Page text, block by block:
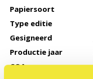
Papiersoort
Type editie
Gesigneerd
Productie jaar
COA